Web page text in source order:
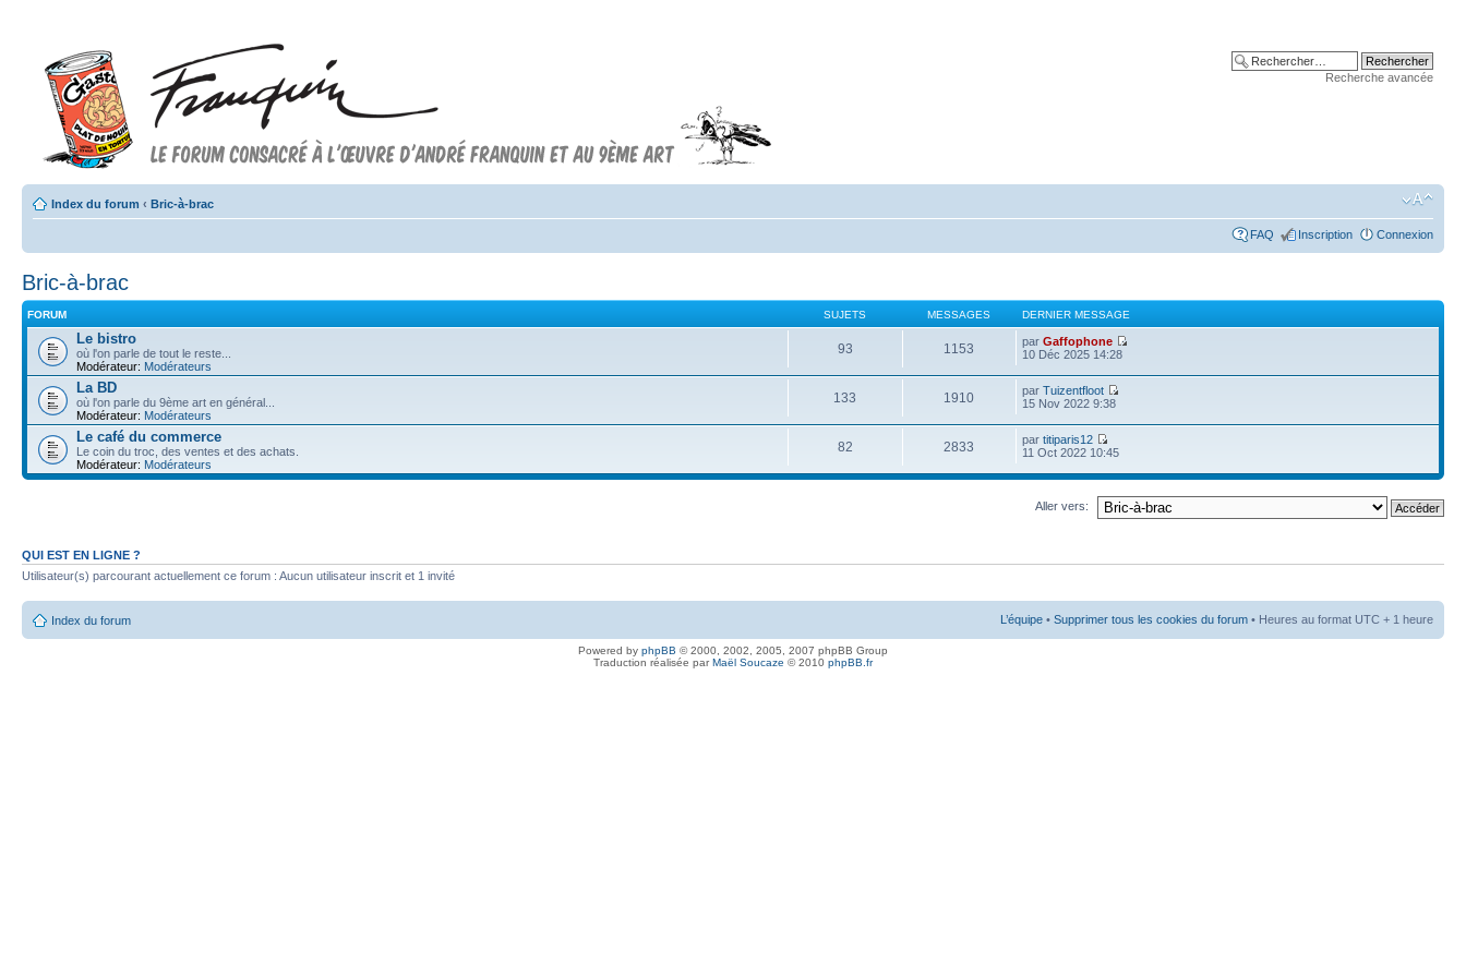
Recherche avancée
Index du forum ‹ Bric-à-brac
FAQ Inscription Connexion
Bric-à-brac
FORUM SUJETS MESSAGES DERNIER MESSAGE
Le bistro
où l'on parle de tout le reste...
Modérateur: Modérateurs
93 1153 parGaffophone
10 Déc 2025 14:28
La BD
où l'on parle du 9ème art en général...
Modérateur: Modérateurs
133 1910 parTuizentfloot
15 Nov 2022 9:38
Le café du commerce
Le coin du troc, des ventes et des achats.
Modérateur: Modérateurs
82 2833 partitiparis12
11 Oct 2022 10:45
Aller vers:
QUI EST EN LIGNE ?
Utilisateur(s) parcourant actuellement ce forum : Aucun utilisateur inscrit et 1 invité
Index du forum L’équipe • Supprimer tous les cookies du forum • Heures au format UTC + 1 heure
Powered by phpBB © 2000, 2002, 2005, 2007 phpBB Group
Traduction réalisée parMaël Soucaze © 2010 phpBB.fr